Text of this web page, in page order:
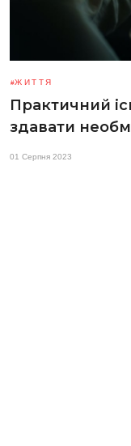
ЖИТТЯ
Практичний
здавати
01 Серпня 2023